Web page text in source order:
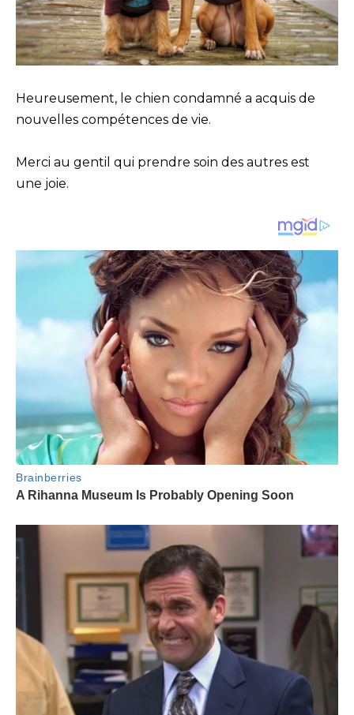
Heureusement, le chien condamné a acquis de
nouvelles compétences de vie.
Merci au gentil qui prendre soin des autres est
une joie.